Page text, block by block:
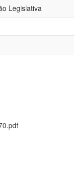
Legislativa